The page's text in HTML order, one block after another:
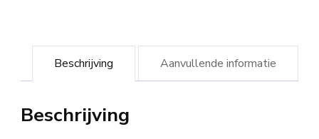
Beschrijving Aanvullende informatie
Beschrijving